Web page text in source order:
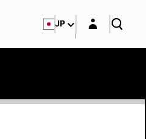
JP Login layer